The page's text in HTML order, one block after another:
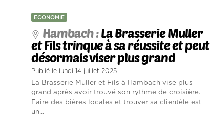
ECONOMIE
Hambach :La Brasserie Muller
et Fils trinque à sa réussite et peut
désormais viser plus grand
Publié le lundi 14 juillet 2025
La Brasserie Muller et Fils à Hambach vise plus
grand après avoir trouvé son rythme de croisière.
Faire des bières locales et trouver sa clientèle est
un...